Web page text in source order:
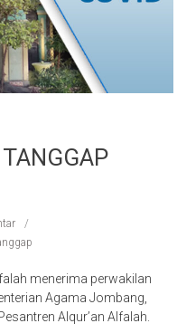
menerima perwakilan
Agama Jombang,
Alqur’an Alfalah.